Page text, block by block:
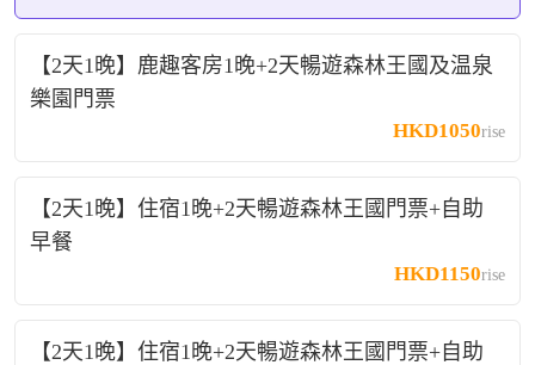
【2天1晚】鹿趣客房1晚+2天暢遊森林王國及温泉
樂園門票
HKD1050rise
【2天1晚】住宿1晚+2天暢遊森林王國門票+自助
早餐
HKD1150rise
【2天1晚】住宿1晚+2天暢遊森林王國門票+自助